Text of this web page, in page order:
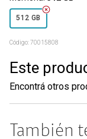
512 GB
Código:70015808
Este
Encontrá otros
También